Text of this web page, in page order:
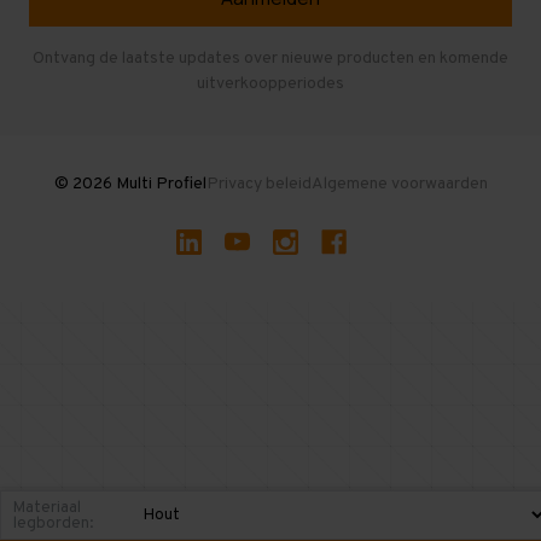
Gebruikte entresolvloeren
Ontvang de laatste updates over nieuwe producten en komende
uitverkoopperiodes
© 2026 Multi ProfielPrivacy beleidAlgemene voorwaarden
Materiaal
legborden: